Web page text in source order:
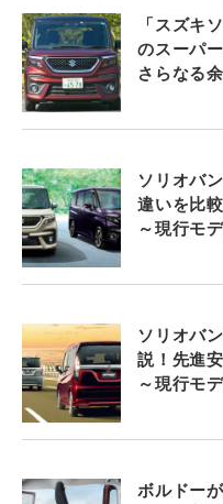
「スズキ
のスーパ
さらなる
ソリオバ
違いを比
～現行モデ
ソリオバ
説！先進
～現行モデ
ボルドー